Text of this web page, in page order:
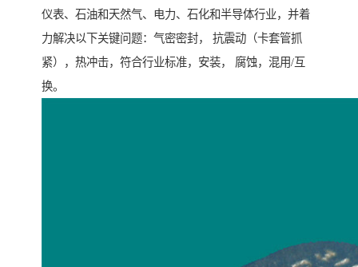
仪表、石油和天然气、电力、石化和半导体行业，并着
力解决以下关键问题：气密密封， 抗震动（卡套管抓
紧），热冲击，符合行业标准，安装， 腐蚀，混用/互
换。